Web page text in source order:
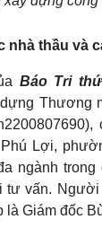
nhà thầu và
Báo Tri
Thương
Lợi,
ngành
tư vấn.
là Giám đốc